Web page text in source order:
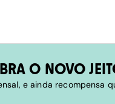
O NOVO
e ainda recompensa